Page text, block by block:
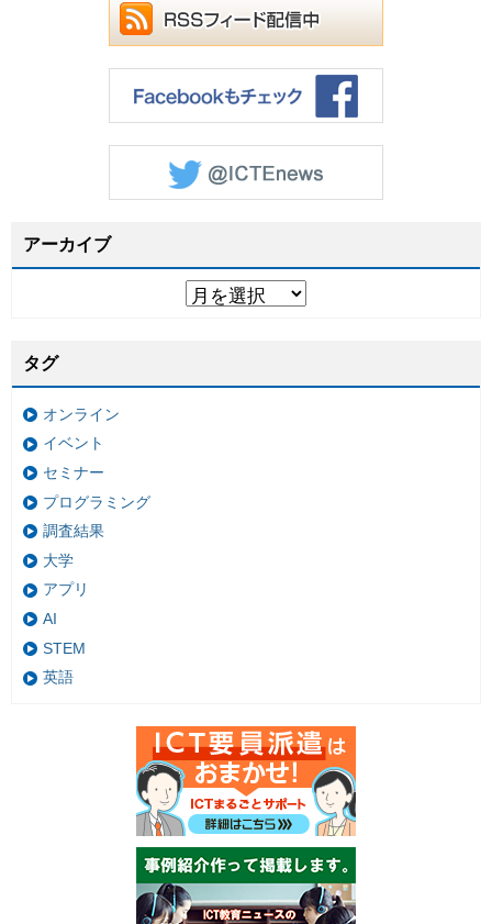
アーカイブ
タグ
オンライン
イベント
セミナー
プログラミング
調査結果
大学
アプリ
AI
STEM
英語